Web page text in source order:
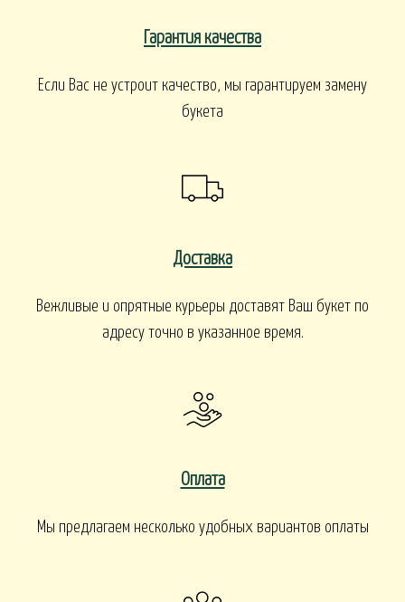
Гарантия качества
Если Вас не устроит качество, мы гарантируем замену
букета
Доставка
Вежливые и опрятные курьеры доставят Ваш букет по
адресу точно в указанное время.
Оплата
Мы предлагаем несколько удобных вариантов оплаты